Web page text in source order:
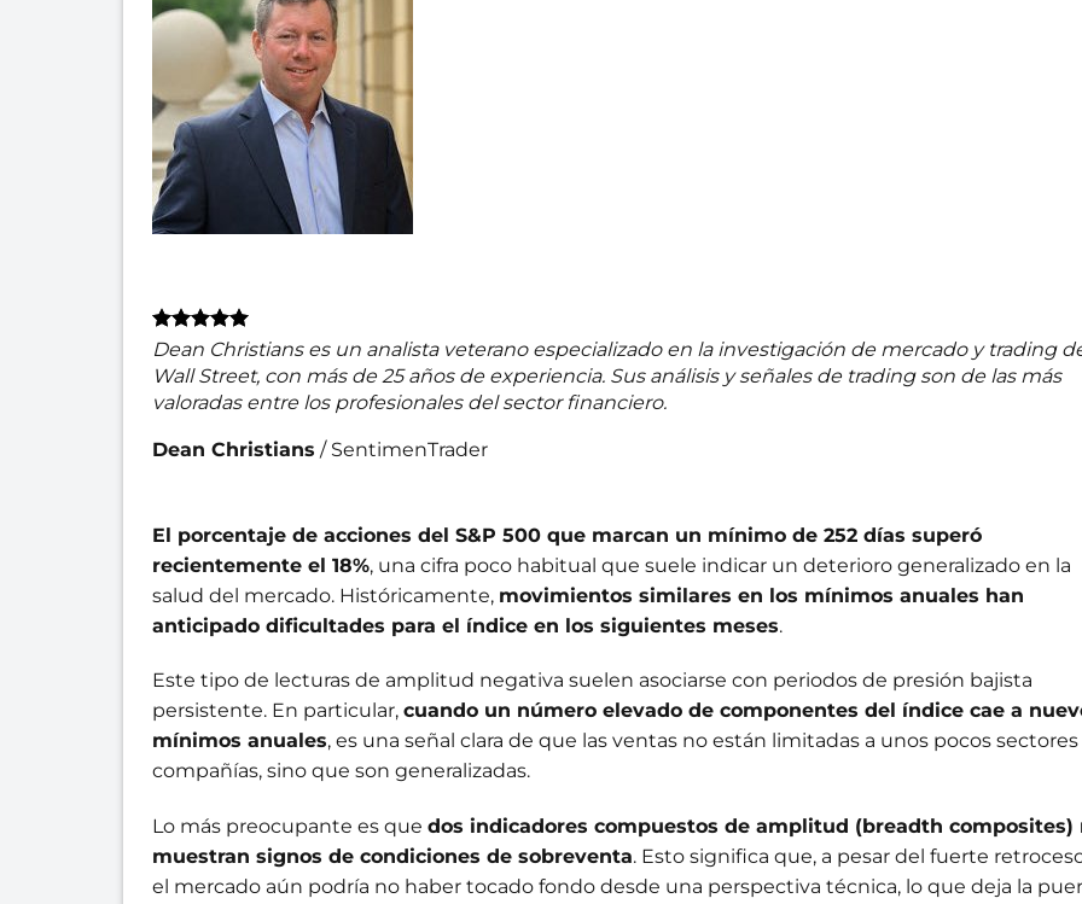
Dean Christians es un analista veterano especializado en la investigación de mercado y trading
Wall Street, con más de 25 años de experiencia. Sus análisis y señales de trading son de las más
valoradas entre los profesionales del sector financiero.
Dean Christians / SentimenTrader
El porcentaje de acciones del S&P 500 que marcan un mínimo de 252 días superó
recientemente el 18%, una cifra poco habitual que suele indicar un deterioro generalizado en la
salud del mercado. Históricamente, movimientos similares en los mínimos anuales han
anticipado dificultades para el índice en los siguientes meses.
Este tipo de lecturas de amplitud negativa suelen asociarse con periodos de presión bajista
persistente. En particular, cuando un número elevado de componentes del índice cae a
mínimos anuales, es una señal clara de que las ventas no están limitadas a unos pocos sectores
compañías, sino que son generalizadas.
Lo más preocupante es que dos indicadores compuestos de amplitud (breadth composites)
muestran signos de condiciones de sobreventa. Esto significa que, a pesar del fuerte
el mercado aún podría no haber tocado fondo desde una perspectiva técnica, lo que deja la